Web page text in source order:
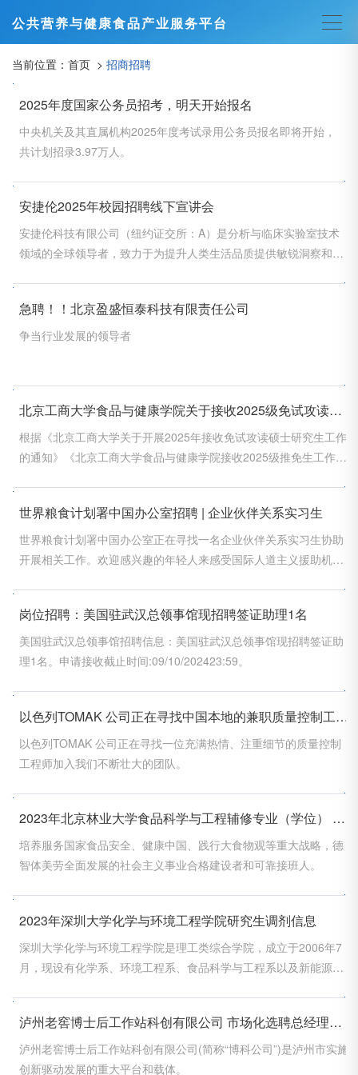
公共营养与健康食品产业服务平台
当前位置： 首页 > 招商招聘
2025年度国家公务员招考，明天开始报名
中央机关及其直属机构2025年度考试录用公务员报名即将开始，
共计划招录3.97万人。
安捷伦2025年校园招聘线下宣讲会
安捷伦科技有限公司（纽约证交所：A）是分析与临床实验室技术
领域的全球领导者，致力于为提升人类生活品质提供敏锐洞察和创
急聘！！北京盈盛恒泰科技有限责任公司
争当行业发展的领导者
北京工商大学食品与健康学院关于接收2025级免试攻读硕士研究生的通知
根据《北京工商大学关于开展2025年接收免试攻读硕士研究生工作
的通知》《北京工商大学食品与健康学院接收2025级推免生工作方
世界粮食计划署中国办公室招聘 | 企业伙伴关系实习生
世界粮食计划署中国办公室正在寻找一名企业伙伴关系实习生协助
开展相关工作。欢迎感兴趣的年轻人来感受国际人道主义援助机构
岗位招聘：美国驻武汉总领事馆现招聘签证助理1名
美国驻武汉总领事馆招聘信息：美国驻武汉总领事馆现招聘签证助
理1名。申请接收截止时间:09/10/202423:59。
以色列TOMAK 公司正在寻找中国本地的兼职质量控制工程师！
以色列TOMAK 公司正在寻找一位充满热情、注重细节的质量控制
工程师加入我们不断壮大的团队。
2023年北京林业大学食品科学与工程辅修专业（学位） 招生简章
培养服务国家食品安全、健康中国、践行大食物观等重大战略，德
智体美劳全面发展的社会主义事业合格建设者和可靠接班人。
2023年深圳大学化学与环境工程学院研究生调剂信息
深圳大学化学与环境工程学院是理工类综合学院，成立于2006年7
月，现设有化学系、环境工程系、食品科学与工程系以及新能源科
泸州老窖博士后工作站科创有限公司 市场化选聘总经理公告
泸州老窖博士后工作站科创有限公司(简称“博科公司”)是泸州市实施
创新驱动发展的重大平台和载体。